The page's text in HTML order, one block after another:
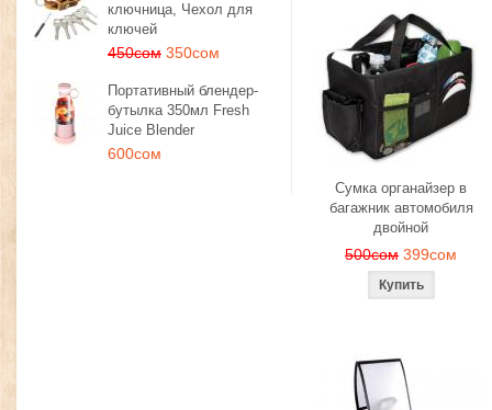
ключница, Чехол для
ключей
450сом 350сом
Портативный блендер-
бутылка 350мл Fresh
Juice Blender
600сом
Сумка органайзер в
багажник автомобиля
двойной
500сом 399сом